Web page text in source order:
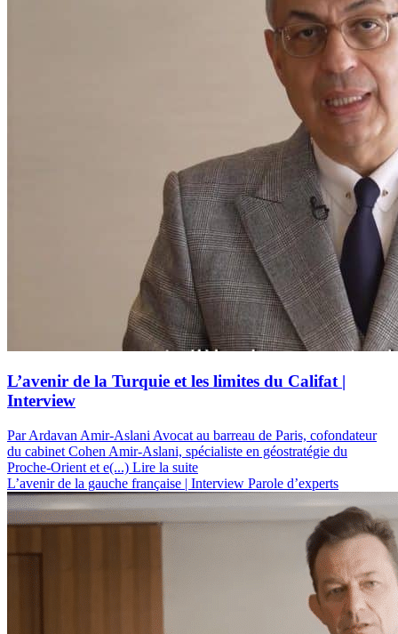
L’avenir de la Turquie et les limites du Califat |
Interview
Par Ardavan Amir-Aslani Avocat au barreau de Paris, cofondateur
du cabinet Cohen Amir-Aslani, spécialiste en géostratégie du
Proche-Orient et e(...) Lire la suite
L’avenir de la gauche française | Interview Parole d’experts